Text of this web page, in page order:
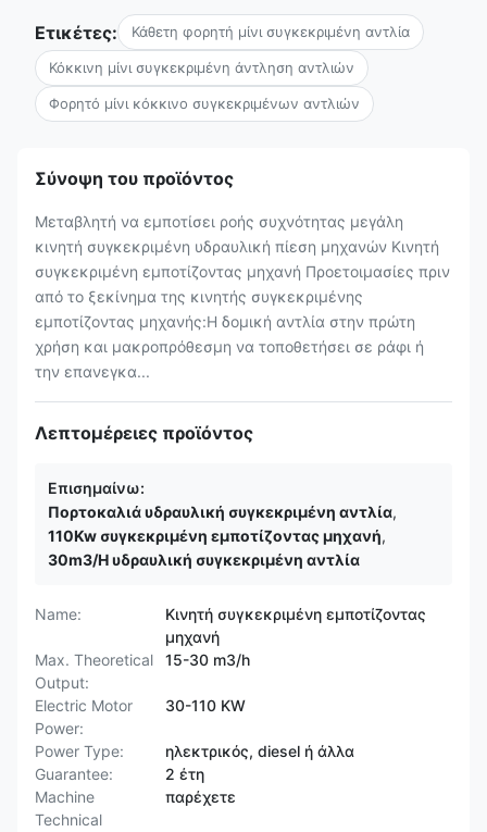
Ετικέτες: Κάθετη φορητή μίνι συγκεκριμένη αντλία
Κόκκινη μίνι συγκεκριμένη άντληση αντλιών
Φορητό μίνι κόκκινο συγκεκριμένων αντλιών
Σύνοψη του προϊόντος
Μεταβλητή να εμποτίσει ροής συχνότητας μεγάλη
κινητή συγκεκριμένη υδραυλική πίεση μηχανών Κινητή
συγκεκριμένη εμποτίζοντας μηχανή Προετοιμασίες πριν
από το ξεκίνημα της κινητής συγκεκριμένης
εμποτίζοντας μηχανής:Η δομική αντλία στην πρώτη
χρήση και μακροπρόθεσμη να τοποθετήσει σε ράφι ή
την επανεγκα...
Λεπτομέρειες προϊόντος
Επισημαίνω:
Πορτοκαλιά υδραυλική συγκεκριμένη αντλία,
110Kw συγκεκριμένη εμποτίζοντας μηχανή,
30m3/H υδραυλική συγκεκριμένη αντλία
Name:
Κινητή συγκεκριμένη εμποτίζοντας
μηχανή
Max. Theoretical
Output:
15-30 m3/h
Electric Motor
Power:
30-110 KW
Power Type:
ηλεκτρικός, diesel ή άλλα
Guarantee:
2 έτη
Machine
Technical
παρέχετε